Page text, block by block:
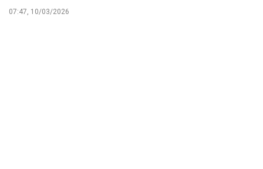
07:47, 10/03/2026